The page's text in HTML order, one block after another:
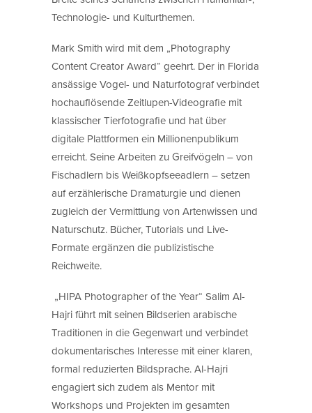
Technologie- und Kulturthemen.
Mark Smith wird mit dem „Photography
Content Creator Award“ geehrt. Der in Florida
ansässige Vogel- und Naturfotograf verbindet
hochauflösende Zeitlupen-Videografie mit
klassischer Tierfotografie und hat über
digitale Plattformen ein Millionenpublikum
erreicht. Seine Arbeiten zu Greifvögeln – von
Fischadlern bis Weißkopfseeadlern – setzen
auf erzählerische Dramaturgie und dienen
zugleich der Vermittlung von Artenwissen und
Naturschutz. Bücher, Tutorials und Live-
Formate ergänzen die publizistische
Reichweite.
„HIPA Photographer of the Year“ Salim Al-
Hajri führt mit seinen Bildserien arabische
Traditionen in die Gegenwart und verbindet
dokumentarisches Interesse mit einer klaren,
formal reduzierten Bildsprache. Al-Hajri
engagiert sich zudem als Mentor mit
Workshops und Projekten im gesamten